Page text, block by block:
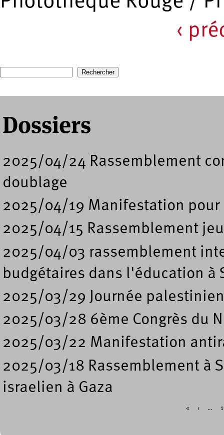
‹
Formulaire de recherche
Dossiers
2025/04/24 Rassemblement
doublage
2025/04/19 Manifestation pour
2025/04/15 Rassemblement
2025/04/03 rassemblement
budgétaires dans l'éducation à
2025/03/29 Journée
2025/03/28 6ème Congrès du
2025/03/22 Manifestation
2025/03/18 Rassemblement à
israelien à Gaza
« ‹ …